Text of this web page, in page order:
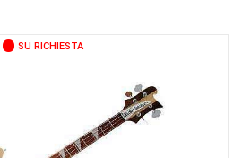
SU RICHIESTA